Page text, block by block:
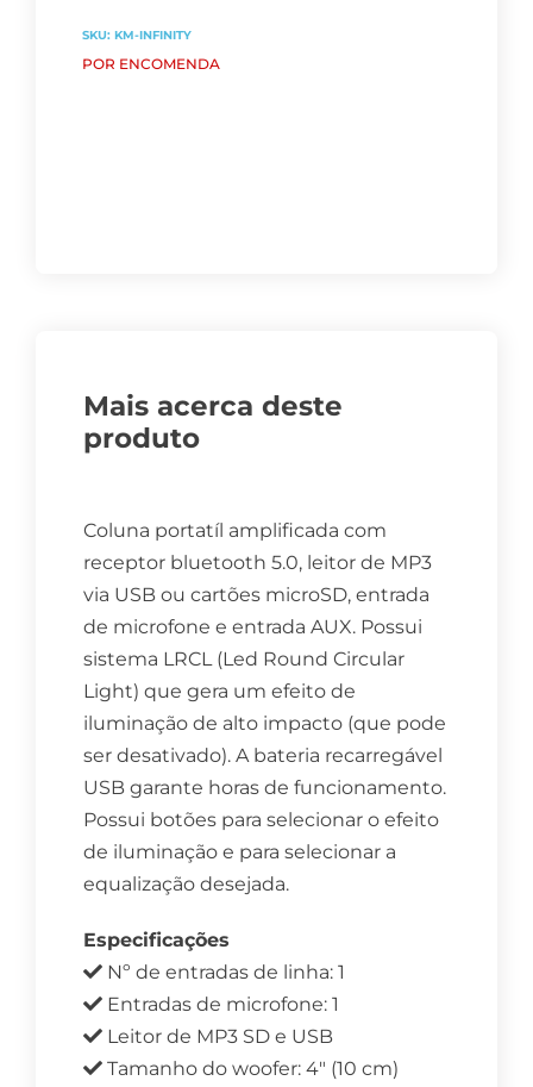
SKU: KM-INFINITY
POR ENCOMENDA
Mais acerca deste
produto
Coluna portatíl amplificada com
receptor bluetooth 5.0, leitor de MP3
via USB ou cartões microSD, entrada
de microfone e entrada AUX. Possui
sistema LRCL (Led Round Circular
Light) que gera um efeito de
iluminação de alto impacto (que pode
ser desativado). A bateria recarregável
USB garante horas de funcionamento.
Possui botões para selecionar o efeito
de iluminação e para selecionar a
equalização desejada.
Especificações
Nº de entradas de linha: 1
Entradas de microfone: 1
Leitor de MP3 SD e USB
Tamanho do woofer: 4″ (10 cm)